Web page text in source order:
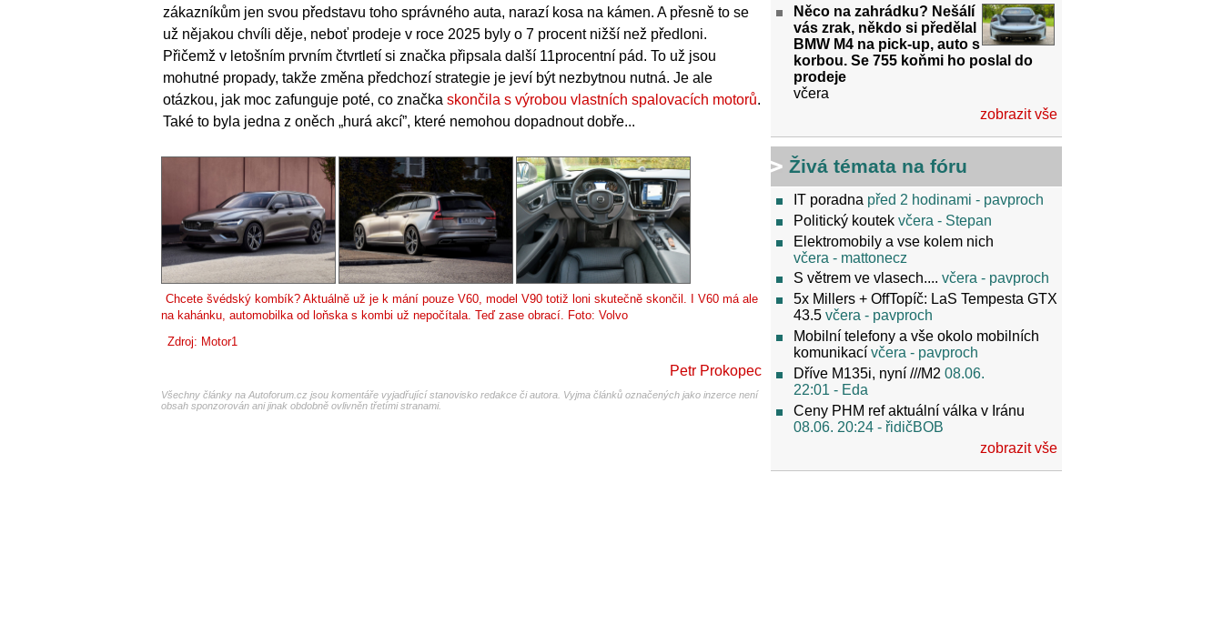
zákazníkům jen svou představu toho správného auta, narazí kosa na kámen. A přesně to se
už nějakou chvíli děje, neboť prodeje v roce 2025 byly o 7 procent nižší než předloni.
Přičemž v letošním prvním čtvrtletí si značka připsala další 11procentní pád. To už jsou
mohutné propady, takže změna předchozí strategie je jeví být nezbytnou nutná. Je ale
otázkou, jak moc zafunguje poté, co značka skončila s výrobou vlastních spalovacích motorů.
Také to byla jedna z oněch „hurá akcí”, které nemohou dopadnout dobře...
Chcete švédský kombík? Aktuálně už je k mání pouze V60, model V90 totiž loni skutečně skončil. I V60 má ale
na kahánku, automobilka od loňska s kombi už nepočítala. Teď zase obrací. Foto: Volvo
Zdroj: Motor1
Petr Prokopec
Všechny články na Autoforum.cz jsou komentáře vyjadřující stanovisko redakce či autora. Vyjma článků označených jako inzerce není
obsah sponzorován ani jinak obdobně ovlivněn třetími stranami.
Něco na zahrádku? Nešálí
vás zrak, někdo si předělal
BMW M4 na pick-up, auto s
korbou. Se 755 koňmi ho poslal do
prodeje
včera
zobrazit vše
Živá témata na fóru
IT poradna před 2 hodinami - pavproch
Politický koutek včera - Stepan
Elektromobily a vse kolem nich
včera - mattonecz
S větrem ve vlasech.... včera - pavproch
5x Millers + OffTopíč: LaS Tempesta GTX
43.5 včera - pavproch
Mobilní telefony a vše okolo mobilních
komunikací včera - pavproch
Dříve M135i, nyní ///M2 08.06.
22:01 - Eda
Ceny PHM ref aktuální válka v Iránu
08.06. 20:24 - řidičBOB
zobrazit vše